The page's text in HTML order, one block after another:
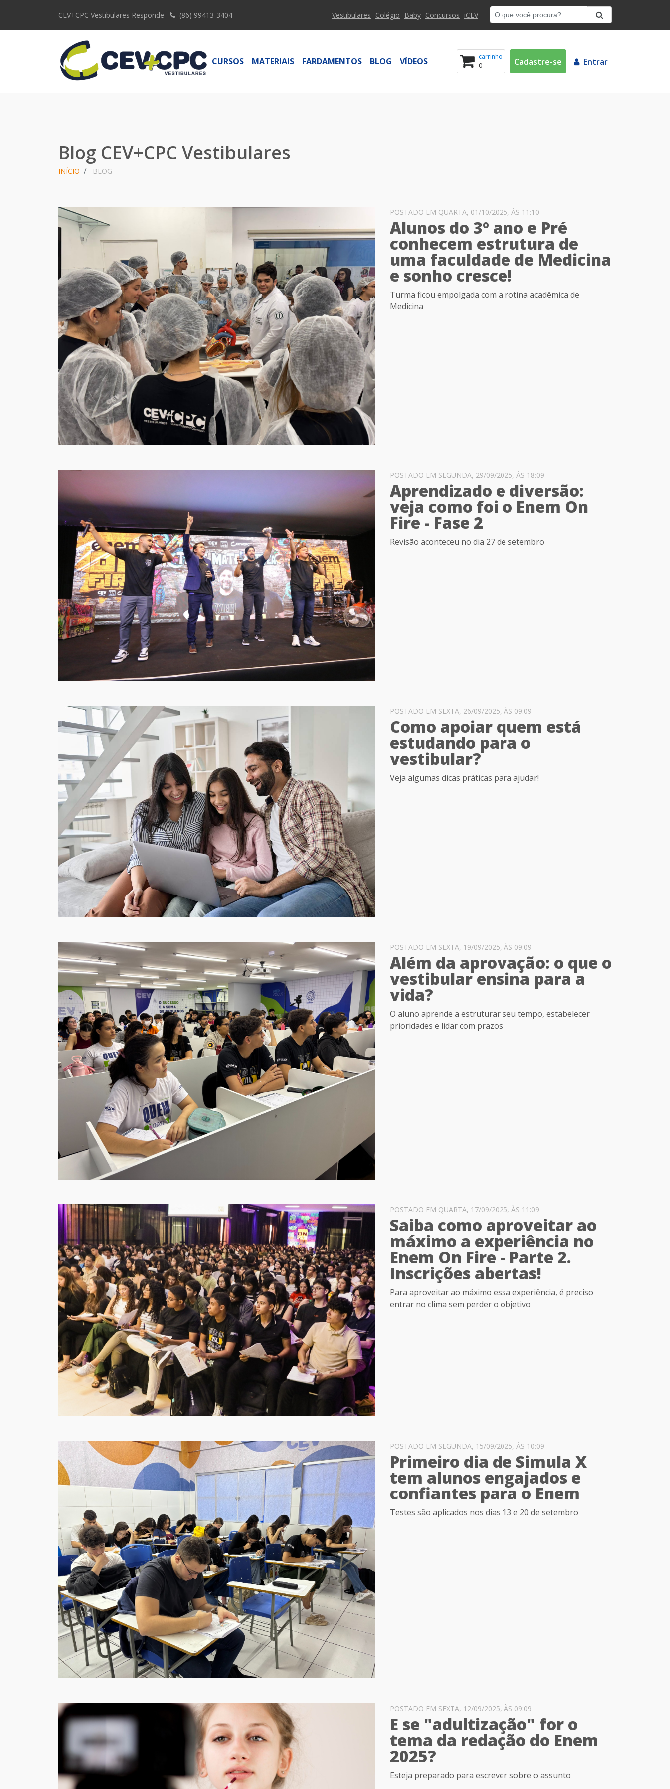
CEV+CPC Vestibulares Responde (86) 99413-3404 Vestibulares Colégio Baby Concursos iCEV
CURSOS MATERIAIS FARDAMENTOS BLOG VÍDEOS
carrinho
0
Cadastre-se Entrar
Blog CEV+CPC Vestibulares
INÍCIO BLOG
POSTADO EM QUARTA, 01/10/2025, ÀS 11:10
Alunos do 3º ano e Pré
conhecem estrutura de
uma faculdade de Medicina
e sonho cresce!
Turma ficou empolgada com a rotina acadêmica de
Medicina
POSTADO EM SEGUNDA, 29/09/2025, ÀS 18:09
Aprendizado e diversão:
veja como foi o Enem On
Fire - Fase 2
Revisão aconteceu no dia 27 de setembro
POSTADO EM SEXTA, 26/09/2025, ÀS 09:09
Como apoiar quem está
estudando para o
vestibular?
Veja algumas dicas práticas para ajudar!
POSTADO EM SEXTA, 19/09/2025, ÀS 09:09
Além da aprovação: o que o
vestibular ensina para a
vida?
O aluno aprende a estruturar seu tempo, estabelecer
prioridades e lidar com prazos
POSTADO EM QUARTA, 17/09/2025, ÀS 11:09
Saiba como aproveitar ao
máximo a experiência no
Enem On Fire - Parte 2.
Inscrições abertas!
Para aproveitar ao máximo essa experiência, é preciso
entrar no clima sem perder o objetivo
POSTADO EM SEGUNDA, 15/09/2025, ÀS 10:09
Primeiro dia de Simula X
tem alunos engajados e
confiantes para o Enem
Testes são aplicados nos dias 13 e 20 de setembro
POSTADO EM SEXTA, 12/09/2025, ÀS 09:09
E se "adultização" for o
tema da redação do Enem
2025?
Esteja preparado para escrever sobre o assunto